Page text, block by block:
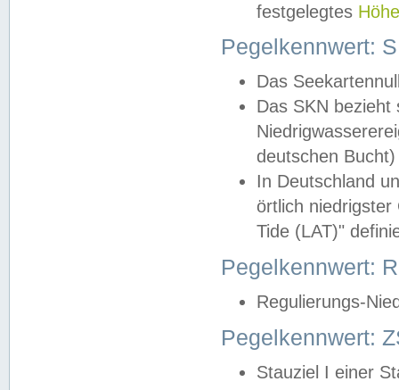
festgelegtes
Pegelkennwert:
Das
Das SKN
deutschen
In Deutschland
örtlich
Tide (LAT)"
Pegelkennwert:
Regulierungs-
Pegelkennwert:
Stauziel I einer